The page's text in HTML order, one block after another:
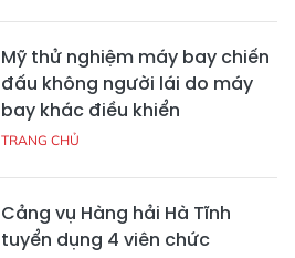
Mỹ thử nghiệm máy bay chiến
đấu không người lái do máy
bay khác điều khiển
TRANG CHỦ
Cảng vụ Hàng hải Hà Tĩnh
tuyển dụng 4 viên chức